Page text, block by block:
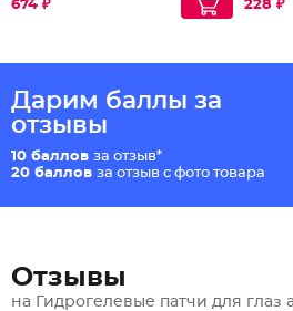
674 ₽ 228 ₽
Дарим баллы за
отзывы
10 баллов за отзыв*
20 баллов за отзыв с фото товара
Отзывы
на Гидрогелевые патчи для глаз